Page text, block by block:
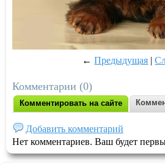
←Предыдущая |
Комментарии (0)
Комментировать на сайте
Добавить комментарий
Нет комментариев. Ваш будет